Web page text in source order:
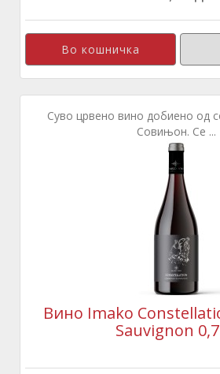
Суво црвено вино добиено од
Совињон. Се ...
Вино Imako
Sauvignon